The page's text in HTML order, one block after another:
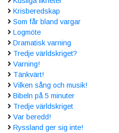
Krisberedskap
Som får bland vargar
Logmöte
Dramatisk varning
Tredje världskriget?
Varning!
Tänkvärt!
Vilken sång och musik!
Bibeln på 5 minuter
Tredje världskriget
Var beredd!
Ryssland ger sig inte!